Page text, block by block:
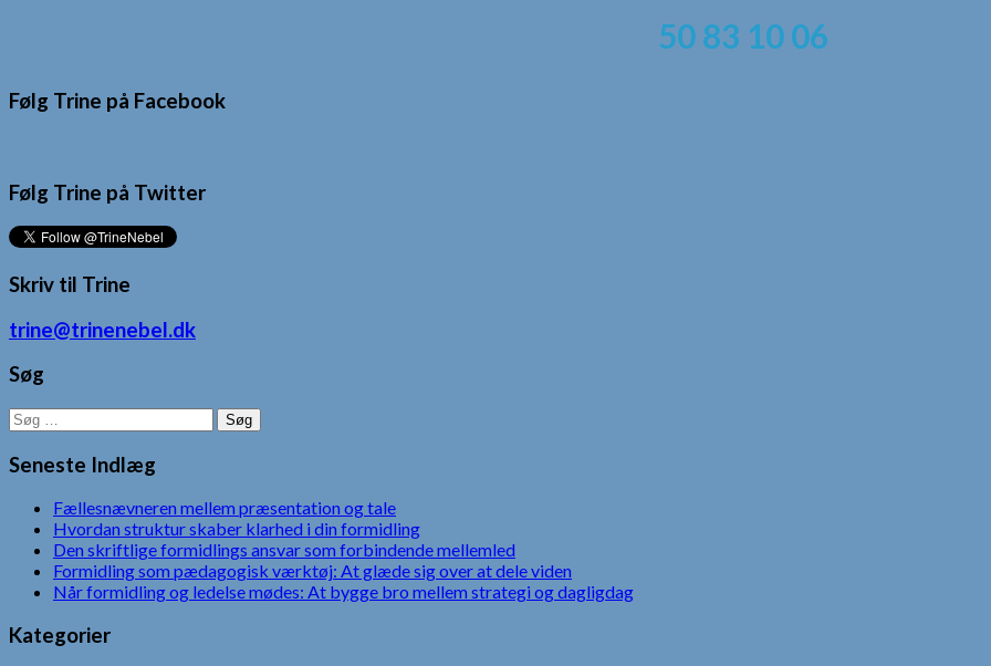
50 83 10 06
Følg Trine på Facebook
Følg Trine på Twitter
Skriv til Trine
trine@trinenebel.dk
Søg
Søg
efter:
Seneste Indlæg
Fællesnævneren mellem præsentation og tale
Hvordan struktur skaber klarhed i din formidling
Den skriftlige formidlings ansvar som forbindende mellemled
Formidling som pædagogisk værktøj: At glæde sig over at dele viden
Når formidling og ledelse mødes: At bygge bro mellem strategi og dagligdag
Kategorier